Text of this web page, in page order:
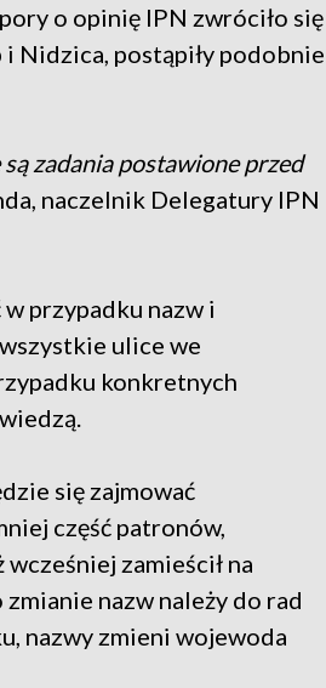
o opinię IPN zwróciło się
i Nidzica, postąpiły podobnie
zadania postawione przed
naczelnik Delegatury IPN
przypadku nazw i
ulice we
konkretnych
się zajmować
część patronów,
zamieścił na
nazw należy do rad
nazwy zmieni wojewoda